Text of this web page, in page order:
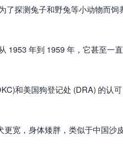
了探测兔子和野兔等小动物而饲
1953 年到 1959 年，它甚至一
和美国狗登记处 (DRA) 的认可
宽，身体矮胖，类似于中国沙